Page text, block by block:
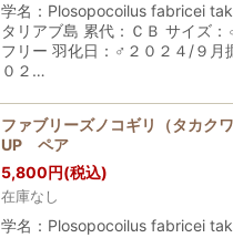
学名：Plosopocoilus fabricei
タリアブ島 累代：ＣＢ サイズ
フリー 羽化日：♂２０２４/９
０２…
ファブリーズノコギリ（タカク
UP ペア
5,800円(税込)
在庫なし
学名：Plosopocoilus fabricei